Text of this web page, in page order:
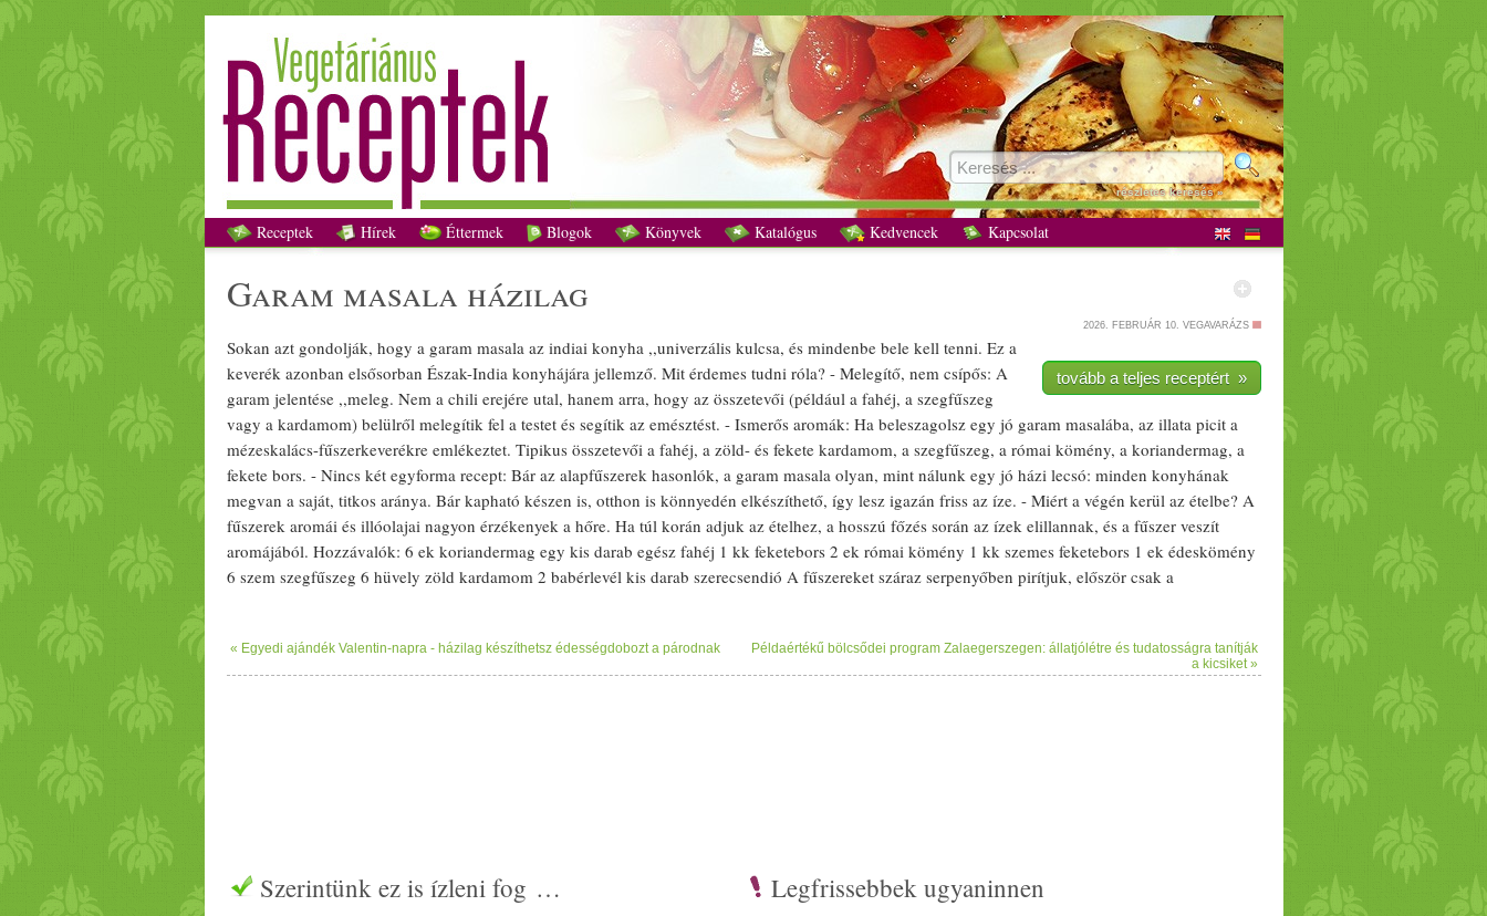
Garam masala házilag recept vegetáriánus
részletes keresés »
Receptek Hírek Éttermek Blogok Könyvek Katalógus Kedvencek Kapcsolat
garam masala házilag
2026. FEBRUÁR 10. VEGAVARÁZS
tovább a teljes receptért »
Sokan azt gondolják, hogy a garam masalaaz indiaikonyha ,,univerzális kulcsa, és mindenbe bele kell tenni. Ez a
keverékazonban elsősorban Észak-India konyhájára jellemző. Mit érdemes tudni róla? - Melegítő, nem csípős: A
garamjelentése ,,meleg. Nem a chilierejére utal, hanem arra, hogy az összetevői (például a fahéj, a szegfűszeg
vagy a kardamom) belülről melegítik fel a testet és segítik az emésztést. - Ismerős aromák: Ha beleszagolsz egy jó garammasalába, az illata picit a
mézeskalács-fűszerkeverékre emlékeztet. Tipikus összetevői a fahéj, a zöld- és fekete kardamom, a szegfűszeg, a római kömény, a koriandermag, a
fekete bors. - Nincs két egyforma recept: Bár az alapfűszerek hasonlók, a garam masalaolyan, mint nálunk egy jó házilecsó: minden konyhának
megvan a saját, titkos aránya. Bár kapható készen is, otthon is könnyedén elkészíthető, így lesz igazán frissaz íze. - Miért a végén kerül az ételbe? A
fűszerek aromái és illóolajai nagyon érzékenyek a hőre. Ha túl korán adjuk az ételhez, a hosszú főzés során az ízek elillannak, és a fűszerveszít
aromájából. Hozzávalók: 6 ek koriandermag egy kis darab egész fahéj 1 kk feketebors2 ek római kömény 1 kk szemes feketebors1 ek édeskömény
6 szem szegfűszeg 6 hüvely zöld kardamom2 babérlevélkis darab szerecsendió A fűszereket száraz serpenyőben pirítjuk, először csak a
a fűszereket azonnal kiöntjük egy tányérra, hogy a serpenyő hőjétől ne piruljanak tovább és ne keseredjenek meg. Megvárjuk, amíg teljesen
kihűlnek, majd akardamommagokat kipattintjuk a hüvelyekből, a többifűszerrel együttkávédarálóba tesszük, és finom porrá őröljük. Legvégül
« Egyedi ajándék Valentin-napra - házilag készíthetsz édességdobozt a párodnak
Példaértékű bölcsődei program Zalaegerszegen: állatjólétre és tudatosságra tanítják
a kicsiket »
Szerintünk ez is ízleni fog … Legfrissebbek ugyaninnen